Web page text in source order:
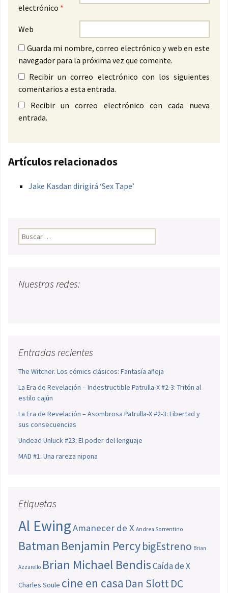
electrónico *
Web
Guarda mi nombre, correo electrónico y web en este
navegador para la próxima vez que comente.
Recibir un correo electrónico con los siguientes
comentarios a esta entrada.
Recibir un correo electrónico con cada nueva
entrada.
Artículos relacionados
Jake Kasdan dirigirá ‘Sex Tape’
Buscar:
Nuestras redes:
Entradas recientes
The Witcher. Los cómics clásicos: Fantasía añeja
La Era de Revelación – Indestructible Patrulla-X #2-3: Tritón al
estilo cajún
La Era de Revelación – Asombrosa Patrulla-X #2-3: Libertad y
sus consecuencias
Undead Unluck #23: El poder del lenguaje
MAD #1: Una rareza nipona
Etiquetas
Al EwingAmanecer de X Andrea Sorrentino
Batman Benjamin PercybigEstreno Brian
Azzarello Brian Michael BendisCaída de X
Charles Soule cine en casa Dan SlottDC